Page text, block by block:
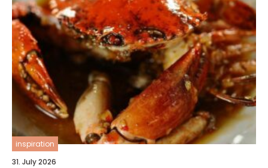
inspiration
31. July 2026